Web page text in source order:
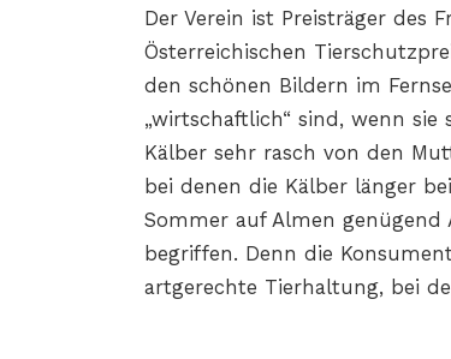
Der Verein ist Preisträger des
Österreichischen
den schönen Bildern im
„wirtschaftlich“ sind, wenn sie
Kälber sehr rasch von den
bei denen die Kälber länger
Sommer auf Almen
begriffen. Denn die
artgerechte Tierhaltung, bei